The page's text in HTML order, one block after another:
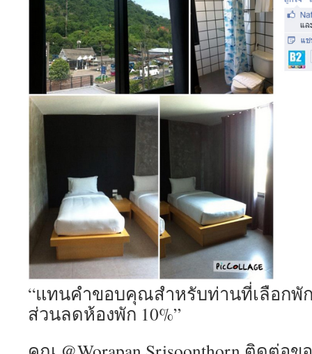
“แทนคำขอบคุณสำหรับท่านที่เลือกพั
ส่วนลดห้องพัก 10%”